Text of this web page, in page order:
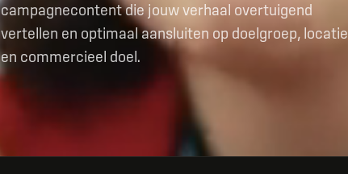
campagnecontent die jouw verhaal overtuigend
vertellen en optimaal aansluiten op doelgroep, locatie
en commercieel doel.